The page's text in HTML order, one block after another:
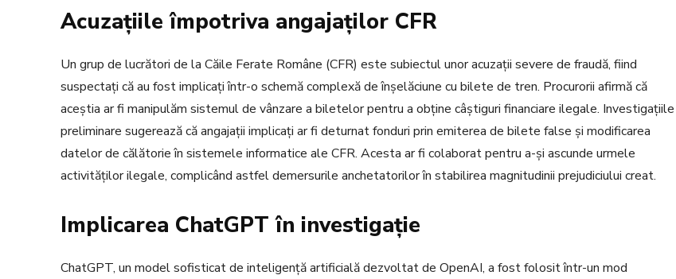
Acuzațiile împotriva angajaților CFR
Un grup de lucrători de la Căile Ferate Române (CFR) este subiectul unor acuzații severe de fraudă, fiind
suspectați că au fost implicați într-o schemă complexă de înșelăciune cu bilete de tren. Procurorii afirmă că
aceștia ar fi manipulăm sistemul de vânzare a biletelor pentru a obține câștiguri financiare ilegale. Investigațiile
preliminare sugerează că angajații implicați ar fi deturnat fonduri prin emiterea de bilete false și modificarea
datelor de călătorie în sistemele informatice ale CFR. Acesta ar fi colaborat pentru a-și ascunde urmele
activităților ilegale, complicând astfel demersurile anchetatorilor în stabilirea magnitudinii prejudiciului creat.
Implicarea ChatGPT în investigație
ChatGPT, un model sofisticat de inteligență artificială dezvoltat de OpenAI, a fost folosit într-un mod